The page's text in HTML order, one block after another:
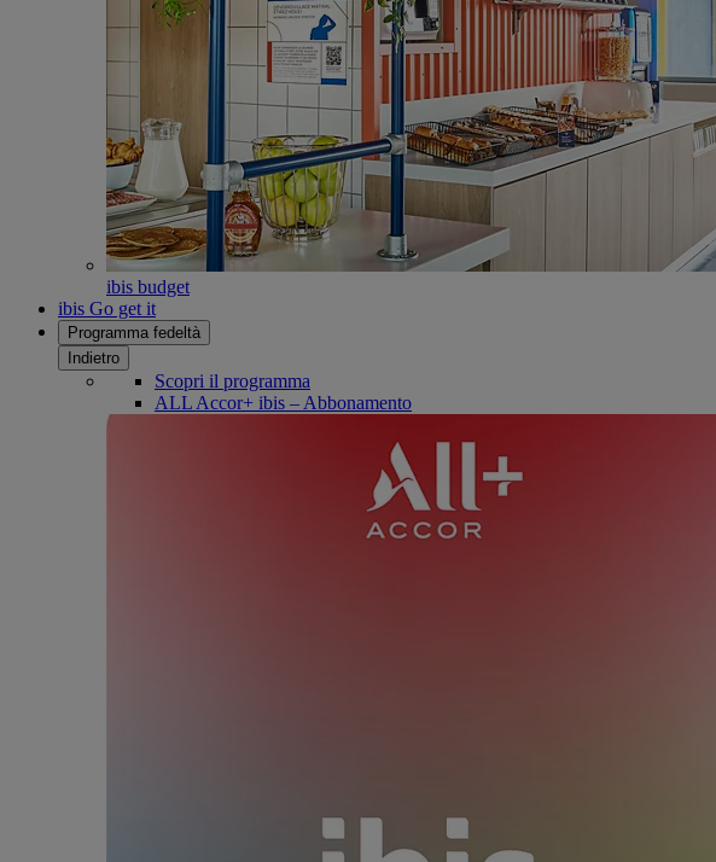
ibis budget
ibis Go get it
Programma fedeltà
Indietro
Scopri il programma
ALL Accor+ ibis – Abbonamento